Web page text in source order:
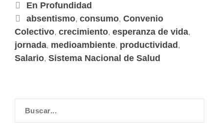
En Profundidad
absentismo, consumo, Convenio
Colectivo, crecimiento, esperanza de vida,
jornada, medioambiente, productividad ,
Salario, Sistema Nacional de Salud